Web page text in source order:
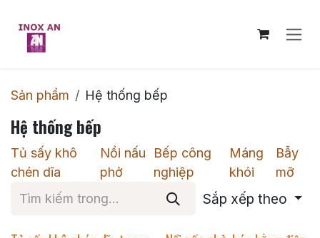
Sản phẩm Hệ thống bếp
Hệ thống bếp
Tủ sấy khô
chén dĩa
Nồi nấu
phở
Bếp công
nghiệp
Máng
khói
Bẫy
mỡ
Sắp xếp theo